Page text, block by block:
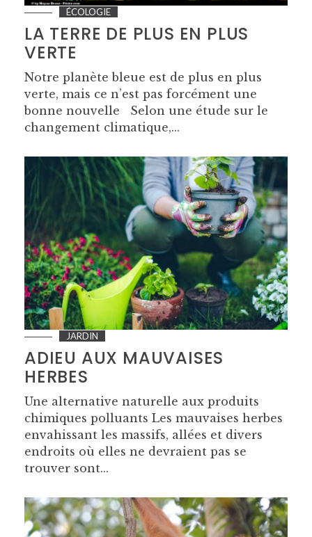
ÉCOLOGIE
LA TERRE DE PLUS EN PLUS
VERTE
Notre planète bleue est de plus en plus
verte, mais ce n’est pas forcément une
bonne nouvelle Selon une étude sur le
changement climatique,...
JARDIN
ADIEU AUX MAUVAISES
HERBES
Une alternative naturelle aux produits
chimiques polluants Les mauvaises herbes
envahissant les massifs, allées et divers
endroits où elles ne devraient pas se
trouver sont...